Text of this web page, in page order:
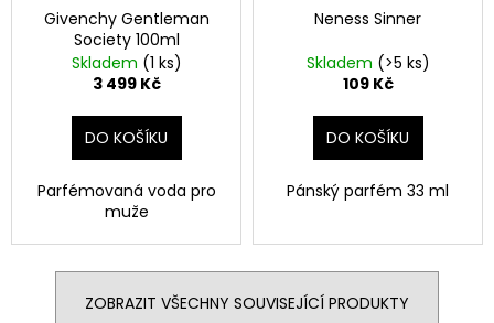
Givenchy Gentleman
Society 100ml
Skladem (1 ks)
3 499 Kč
DO KOŠÍKU
Parfémovaná voda pro
muže
Neness Sinner
Skladem (>5 ks)
109 Kč
DO KOŠÍKU
Pánský parfém 33 ml
ZOBRAZIT VŠECHNY SOUVISEJÍCÍ PRODUKTY